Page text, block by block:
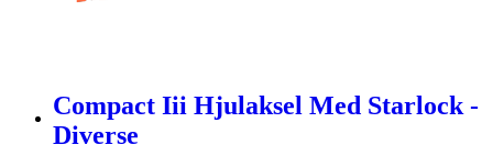
Compact Iii Hjulaksel Med Starlock -
Diverse